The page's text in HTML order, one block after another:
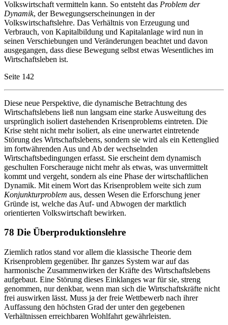
Volkswirtschaft vermitteln kann. So entsteht das Problem der
Dynamik, der Bewegungserscheinungen in der
Volkswirtschaftslehre. Das Verhältnis von Erzeugung und
Verbrauch, von Kapitalbildung und Kapitalanlage wird nun in
seinen Verschiebungen und Veränderungen beachtet und davon
ausgegangen, dass diese Bewegung selbst etwas Wesentliches im
Wirtschaftsleben ist.
Seite 142
Diese neue Perspektive, die dynamische Betrachtung des
Wirtschaftslebens ließ nun langsam eine starke Ausweitung des
ursprünglich isoliert dastehenden Krisenproblems eintreten. Die
Krise steht nicht mehr isoliert, als eine unerwartet eintretende
Störung des Wirtschaftslebens, sondern sie wird als ein Kettenglied
im fortwährenden Aus und Ab der wechselnden
Wirtschaftsbedingungen erfasst. Sie erscheint dem dynamisch
geschulten Forscherauge nicht mehr als etwas, was unvermittelt
kommt und vergeht, sondern als eine Phase der wirtschaftlichen
Dynamik. Mit einem Wort das Krisenproblem weite sich zum
Konjunkturproblem aus, dessen Wesen die Erforschung jener
Gründe ist, welche das Auf- und Abwogen der marktlich
orientierten Volkswirtschaft bewirken.
78 Die Überproduktionslehre
Ziemlich ratlos stand vor allem die klassische Theorie dem
Krisenproblem gegenüber. Ihr ganzes System war auf das
harmonische Zusammenwirken der Kräfte des Wirtschaftslebens
aufgebaut. Eine Störung dieses Einklanges war für sie, streng
genommen, nur denkbar, wenn man sich die Wirtschaftskräfte nicht
frei auswirken lässt. Muss ja der freie Wettbewerb nach ihrer
Auffassung den höchsten Grad der unter den gegebenen
Verhältnissen erreichbaren Wohlfahrt gewährleisten.